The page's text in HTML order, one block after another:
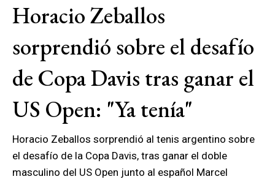
Horacio Zeballos
sorprendió sobre el desafío
de Copa Davis tras ganar el
US Open: "Ya tenía"
Horacio Zeballos sorprendió al tenis argentino sobre
el desafío de la Copa Davis, tras ganar el doble
masculino del US Open junto al español Marcel